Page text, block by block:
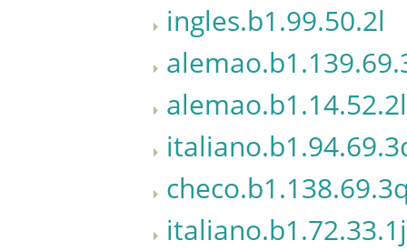
ingles.b1.99.50.2l
alemao.b1.14.52.2l
italiano.b1.72.33.1j